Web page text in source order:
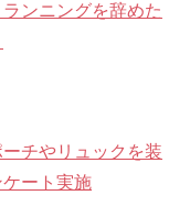
ランニングを辞めた
ーチやリュックを装
ート実施